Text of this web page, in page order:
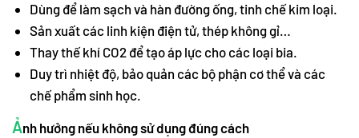
Dùng để làm sạch và hàn đường ống, tinh chế kim loại.
Sản xuất các linh kiện điện tử, thép không gỉ…
Thay thế khí CO2 để tạo áp lực cho các loại bia.
Duy trì nhiệt độ, bảo quản các bộ phận cơ thể và các
chế phẩm sinh học.
Ảnh hưởng nếu không sử dụng đúng cách